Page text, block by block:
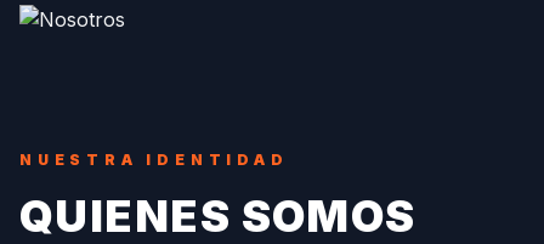
NUESTRA IDENTIDAD
QUIENES SOMOS